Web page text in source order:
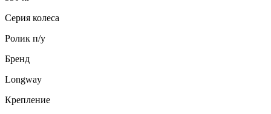
Серия колеса
Ролик п/у
Бренд
Longway
Крепление